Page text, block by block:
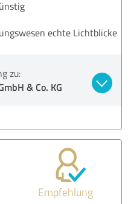
echte Lichtblicke
zu:
& Co. KG
Empfehlung